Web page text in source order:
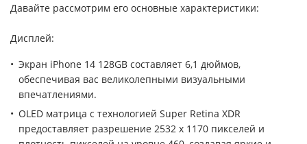
Давайте рассмотрим его основные характеристики:
Дисплей:
Экран iPhone 14 128GB составляет 6,1 дюймов,
обеспечивая вас великолепными визуальными
впечатлениями.
OLED матрица с технологией Super Retina XDR
предоставляет разрешение 2532 х 1170 пикселей и